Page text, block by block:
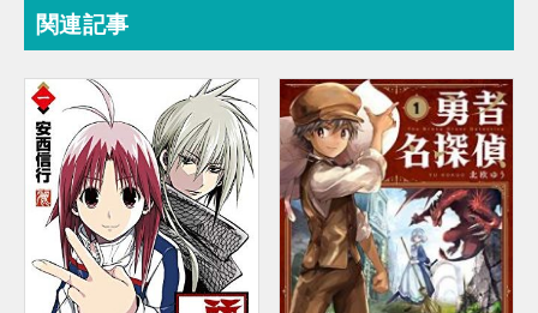
関連記事